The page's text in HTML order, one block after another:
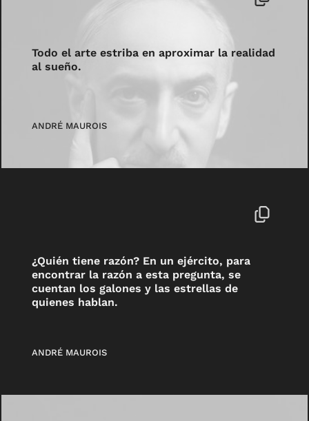
Todo el arte estriba en aproximar la realidad
al sueño.
ANDRÉ MAUROIS
¿Quién tiene razón? En un ejército, para
encontrar la razón a esta pregunta, se
cuentan los galones y las estrellas de
quienes hablan.
ANDRÉ MAUROIS